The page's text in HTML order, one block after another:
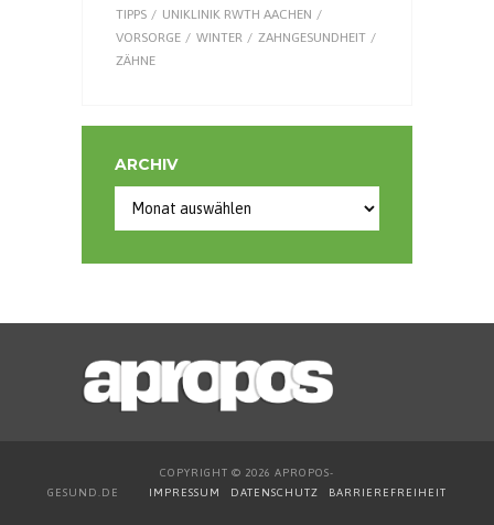
TIPPS
UNIKLINIK RWTH AACHEN
VORSORGE
WINTER
ZAHNGESUNDHEIT
ZÄHNE
ARCHIV
COPYRIGHT © 2026 APROPOS-
GESUND.DE IMPRESSUM DATENSCHUTZ BARRIEREFREIHEIT